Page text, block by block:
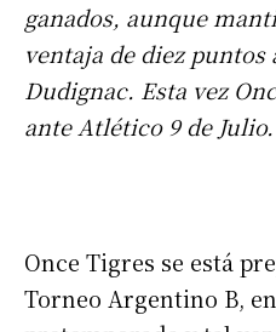
ganados, aunque
ventaja de diez puntos
Dudignac. Esta vez
ante Atlético 9 de Julio.
Once Tigres se está
Torneo Argentino B,